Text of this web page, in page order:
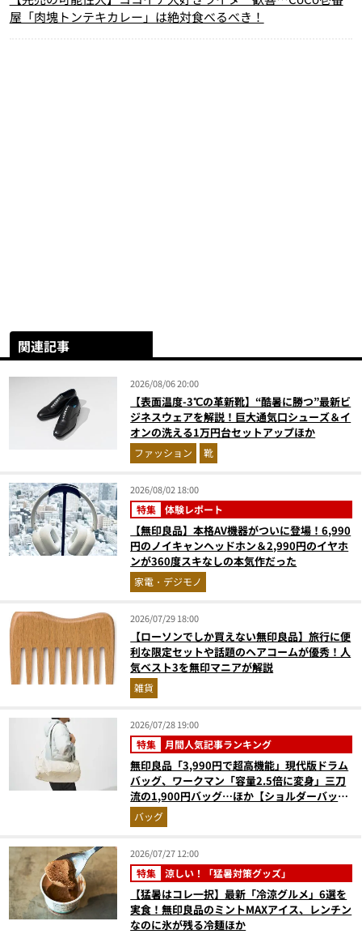
屋「肉塊トンテキカレー」は絶対食べるべき！
関連記事
2026/08/06 20:00
【表面温度-3℃の革新靴】“酷暑に勝つ”最新ビ
ジネスウェアを解説！巨大通気口シューズ＆イ
オンの洗える1万円台セットアップほか
ファッション 靴
2026/08/02 18:00
特集 体験レポート
【無印良品】本格AV機器がついに登場！6,990
円のノイキャンヘッドホン＆2,990円のイヤホ
ンが360度スキなしの本気作だった
家電・デジモノ
2026/07/29 18:00
【ローソンでしか買えない無印良品】旅行に便
利な限定セットや話題のヘアコームが優秀！人
気ベスト3を無印マニアが解説
雑貨
2026/07/28 19:00
特集 月間人気記事ランキング
無印良品「3,990円で超高機能」現代版ドラム
バッグ、ワークマン「容量2.5倍に変身」三刀
流の1,900円バッグ…ほか【ショルダーバッグ
の人気記事ランキングベスト3】（2026年6月
版）
バッグ
2026/07/27 12:00
特集 涼しい！「猛暑対策グッズ」
【猛暑はコレ一択】最新「冷涼グルメ」6選を
実食！無印良品のミントMAXアイス、レンチン
なのに氷が残る冷麺ほか